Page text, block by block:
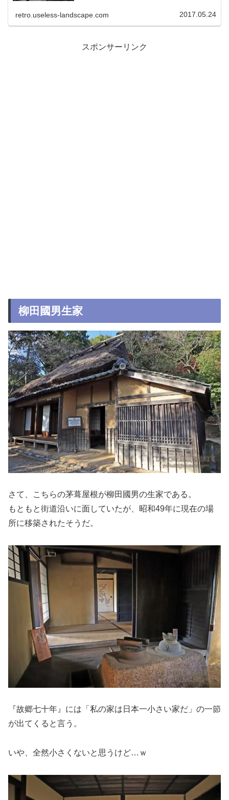
retro.useless-landscape.com 2017.05.24
スポンサーリンク
柳田國男生家
さて、こちらの茅葺屋根が柳田國男の生家である。
もともと街道沿いに面していたが、昭和49年に現在の場
所に移築されたそうだ。
『故郷七十年』には「私の家は日本一小さい家だ」の一節
が出てくると言う。
いや、全然小さくないと思うけど…ｗ